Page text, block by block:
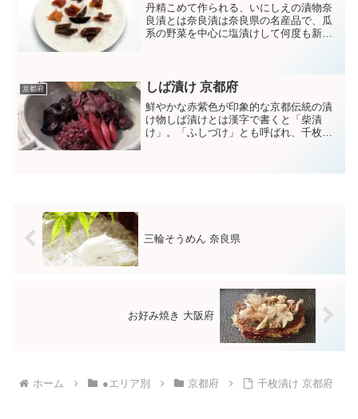
丹精こめて作られる、いにしえの漬物奈
良漬とは奈良漬は奈良県の名産品で、瓜
系の野菜を中心に塩漬けして何度も新し
いたと伝えられていま...
京都府 しば漬け 京都府
鮮やかな赤紫色が印象的な京都伝統の漬
け物しば漬けとは漢字で書くと「柴漬
け」。「ふしづけ」とも呼ばれ、千枚漬
三輪そうめん 奈良県
お好み焼き 大阪府
ホーム ●エリア別 京都府 千枚漬け 京都府